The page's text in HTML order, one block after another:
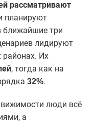
рассматривают
планируют
ближайшие три
лидируют
районах. Их
, тогда как на
32%.
люди всё
а